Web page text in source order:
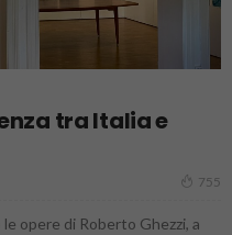
tra Italia e
755
opere di Roberto Ghezzi, a